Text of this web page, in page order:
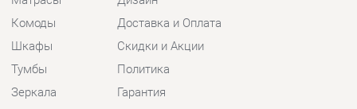
Шкафы
Тумбы
Зеркала
Столы
Мягкая мебель
Скидки и Акции
Политика
Гарантия
Помощь